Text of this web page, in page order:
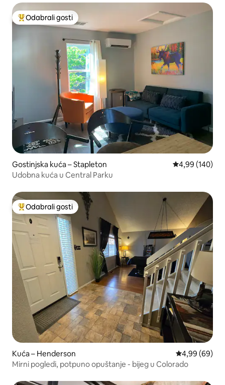
Među najviše rangiranima s oznakom „Odabrali gosti”
Odabrali gosti
Gostinjska kuća – Stapleton Prosječna
4,99 (140)
Udobna kuća u Central Parku
Među najviše rangiranima s oznakom „Odabrali gosti”
Odabrali gosti
Kuća – Henderson Prosječna
4,99 (69)
Mirni pogledi, potpuno opuštanje - bijeg u Colorado